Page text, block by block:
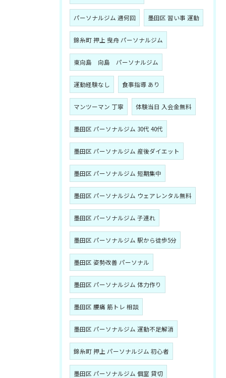
パーソナルジム 週何回 墨田区 習い事 運動
錦糸町 押上 曳舟 パーソナルジム
東向島 向島 パーソナルジム
運動経験なし 食事指導 あり
マンツーマン 丁寧 体験当日 入会金無料
墨田区 パーソナルジム 30代 40代
墨田区 パーソナルジム 産後ダイエット
墨田区 パーソナルジム 短期集中
墨田区 パーソナルジム ウェアレンタル無料
墨田区 パーソナルジム 子連れ
墨田区 パーソナルジム 駅から徒歩5分
墨田区 姿勢改善 パーソナル
墨田区 パーソナルジム 体力作り
墨田区 腰痛 筋トレ 相談
墨田区 パーソナルジム 運動不足解消
錦糸町 押上 パーソナルジム 初心者
墨田区 パーソナルジム 個室 貸切